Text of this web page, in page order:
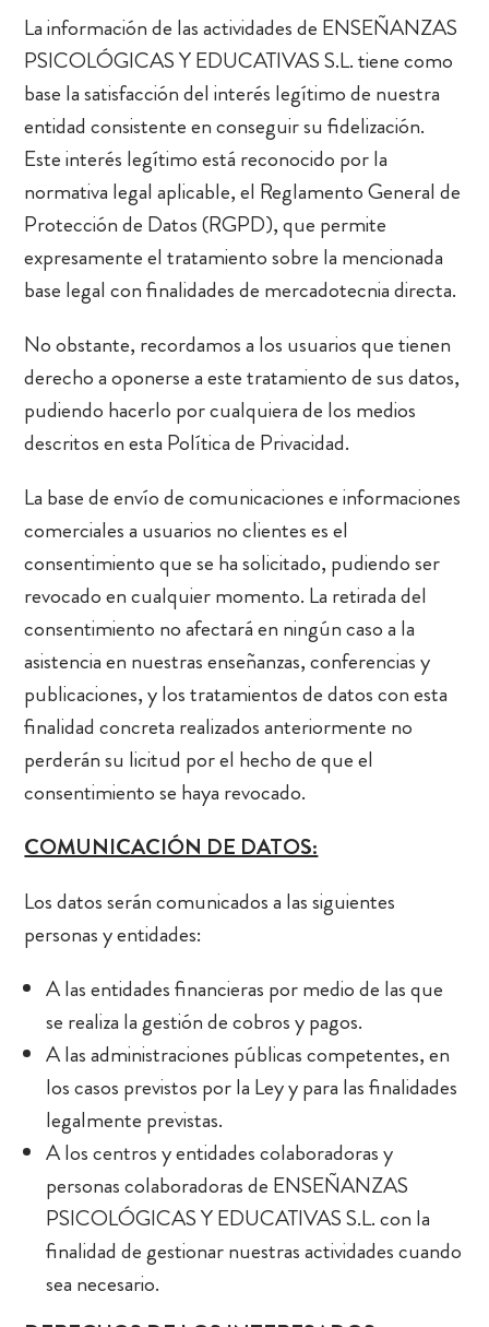
La información de las actividades de ENSEÑANZAS
PSICOLÓGICAS Y EDUCATIVAS S.L. tiene como
base la satisfacción del interés legítimo de nuestra
entidad consistente en conseguir su fidelización.
Este interés legítimo está reconocido por la
normativa legal aplicable, el Reglamento General de
Protección de Datos (RGPD), que permite
expresamente el tratamiento sobre la mencionada
base legal con finalidades de mercadotecnia directa.
No obstante, recordamos a los usuarios que tienen
derecho a oponerse a este tratamiento de sus datos,
pudiendo hacerlo por cualquiera de los medios
descritos en esta Política de Privacidad.
La base de envío de comunicaciones e informaciones
comerciales a usuarios no clientes es el
consentimiento que se ha solicitado, pudiendo ser
revocado en cualquier momento. La retirada del
consentimiento no afectará en ningún caso a la
asistencia en nuestras enseñanzas, conferencias y
publicaciones, y los tratamientos de datos con esta
finalidad concreta realizados anteriormente no
perderán su licitud por el hecho de que el
consentimiento se haya revocado.
COMUNICACIÓN DE DATOS:
Los datos serán comunicados a las siguientes
personas y entidades:
A las entidades financieras por medio de las que
se realiza la gestión de cobros y pagos.
A las administraciones públicas competentes, en
los casos previstos por la Ley y para las finalidades
legalmente previstas.
A los centros y entidades colaboradoras y
personas colaboradoras de ENSEÑANZAS
PSICOLÓGICAS Y EDUCATIVAS S.L. con la
finalidad de gestionar nuestras actividades cuando
sea necesario.